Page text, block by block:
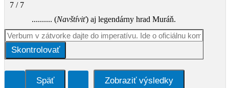
7 / 7
.......... (Navštíviť) aj legendárny hrad Muráň.
Skontrolovať